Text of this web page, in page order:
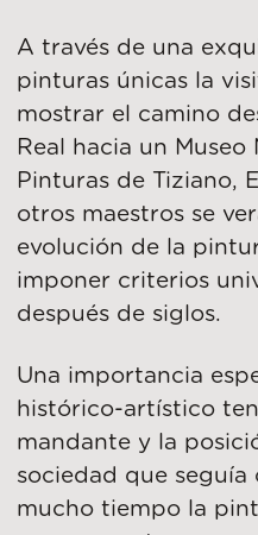
A través de una
pinturas únicas la
mostrar el camino
Real hacia un
Pinturas de Tiziano,
otros maestros se
evolución de la
imponer criterios
después de siglos.
Una importancia
histórico-artístico
mandante y la
sociedad que
mucho tiempo la